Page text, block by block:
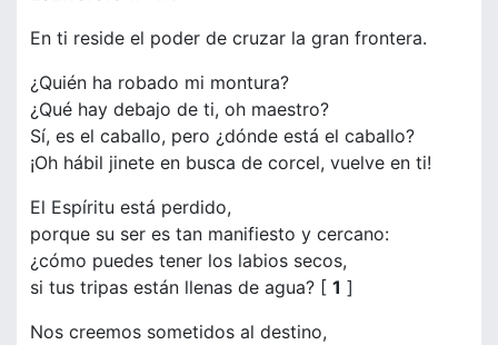
En ti reside el poder de cruzar la gran frontera.
¿Quién ha robado mi montura?
¿Qué hay debajo de ti, oh maestro?
Sí, es el caballo, pero ¿dónde está el caballo?
¡Oh hábil jinete en busca de corcel, vuelve en ti!
El Espíritu está perdido,
porque su ser es tan manifiesto y cercano:
¿cómo puedes tener los labios secos,
si tus tripas están llenas de agua? [ 1 ]
Nos creemos sometidos al destino,